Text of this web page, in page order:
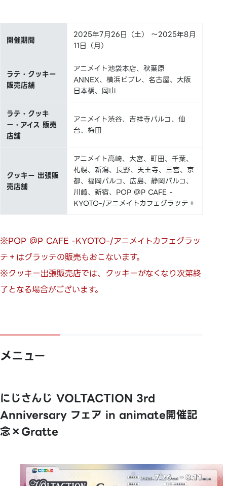
開催期間
2025年7月26日（土） ～2025年8月
11日（月）
ラテ・クッキー
販売店舗
アニメイト池袋本店、秋葉原
ANNEX、横浜ビブレ、名古屋、大阪
日本橋、岡山
ラテ・クッキ
ー・アイス 販売
店舗
アニメイト渋谷、吉祥寺パルコ、仙
台、梅田
クッキー 出張販
売店舗
アニメイト高崎、大宮、町田、千葉、
札幌、新潟、長野、天王寺、三宮、京
都、福岡パルコ、広島、静岡パルコ、
川崎、新宿、POP ＠P CAFE -
KYOTO-/アニメイトカフェグラッテ＋
※POP ＠P CAFE -KYOTO-/アニメイトカフェグラッ
テ＋はグラッテの販売もおこないます。
※クッキー出張販売店では、クッキーがなくなり次第終
了となる場合がございます。
メニュー
にじさんじ VOLTACTION 3rd
Anniversary フェア in animate開催記
念×Gratte